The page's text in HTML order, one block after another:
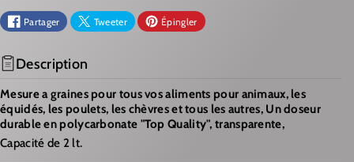
U
A
N
I
T
É
A
Q
U
N
T
I
Partager Tweeter Épingler
Description
Mesure a graines pour tous vos aliments pour animaux, les
équidés, les poulets, les chèvres et tous les autres, Undoseur
durable en polycarbonate "TopQuality", transparente,
Capacité de 2 lt.